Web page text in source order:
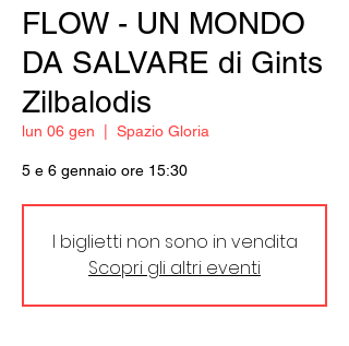
FLOW - UN MONDO
DA SALVARE di Gints
Zilbalodis
lun 06 gen Spazio Gloria
5 e 6 gennaio ore 15:30
I biglietti non sono in vendita
Scopri gli altri eventi